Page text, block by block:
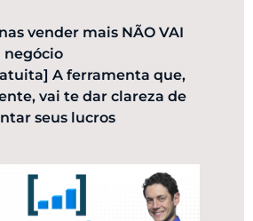
vender mais NÃO VAI
negócio
​A ferramenta que,
vai te dar clareza de
seus lucros